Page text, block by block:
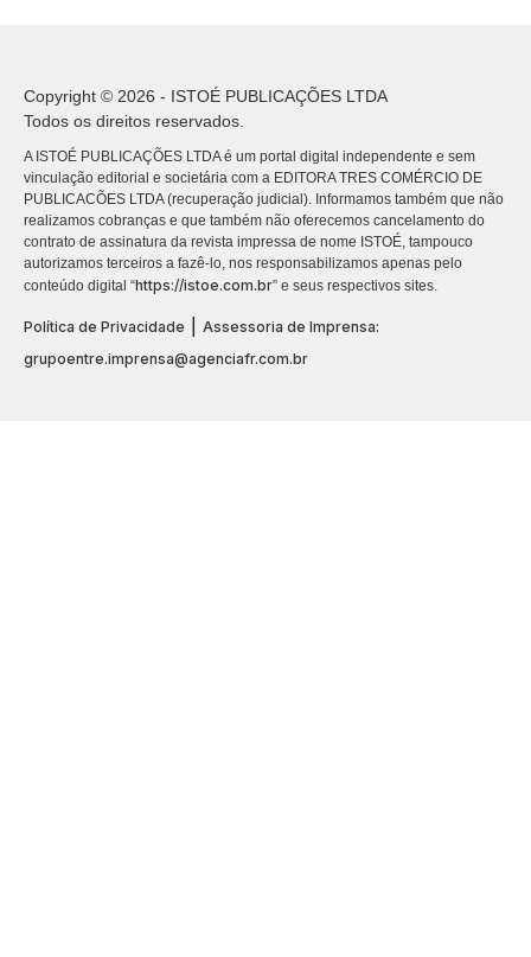
Copyright © 2026 - ISTOÉ PUBLICAÇÕES LTDA
Todos os direitos reservados.
A ISTOÉ PUBLICAÇÕES LTDA é um portal digital independente e sem
vinculação editorial e societária com a EDITORA TRES COMÉRCIO DE
PUBLICACÕES LTDA (recuperação judicial). Informamos também que não
realizamos cobranças e que também não oferecemos cancelamento do
contrato de assinatura da revista impressa de nome ISTOÉ, tampouco
autorizamos terceiros a fazê-lo, nos responsabilizamos apenas pelo
conteúdo digital “https://istoe.com.br” e seus respectivos sites.
Política de Privacidade
Assessoria de Imprensa:
grupoentre.imprensa@agenciafr.com.br